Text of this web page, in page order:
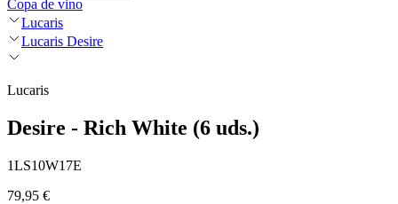
Copa de vino
Lucaris
Lucaris Desire
Lucaris
Desire - Rich White (6 uds.)
1LS10W17E
79,95 €